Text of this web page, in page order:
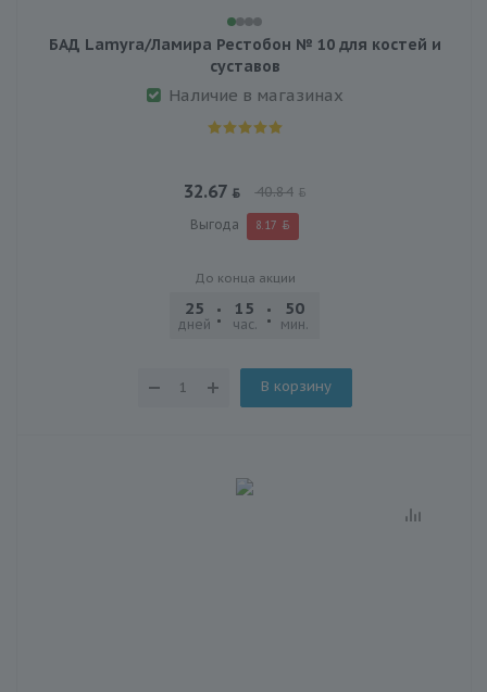
БАД Lamyra/Ламира Рестобон № 10 для костей и
суставов
Наличие в магазинах
32.67 40.84
Выгода 8.17
До конца акции
25
дней
15
час.
50
мин.
В корзину